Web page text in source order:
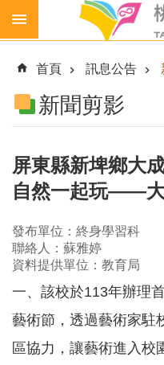
跳到主要內容區塊
生
鮮
乳
費
營
養
餐
各
級
學
幼
兒
首頁 訊息公告
新聞剪影
屏東縣新埤鄉大
自然一起玩——大
發布單位：終身學習科
聯絡人：蘇雅婷
資料提供單位：教育局
一、該校於113年辦理
藝術節，透過藝術家駐
區協力，讓藝術進入校